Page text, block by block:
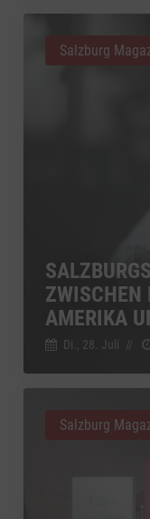
ZWISCHEN
AMERIKA
Di., 28. Juli //
Salzburg
Salzburg